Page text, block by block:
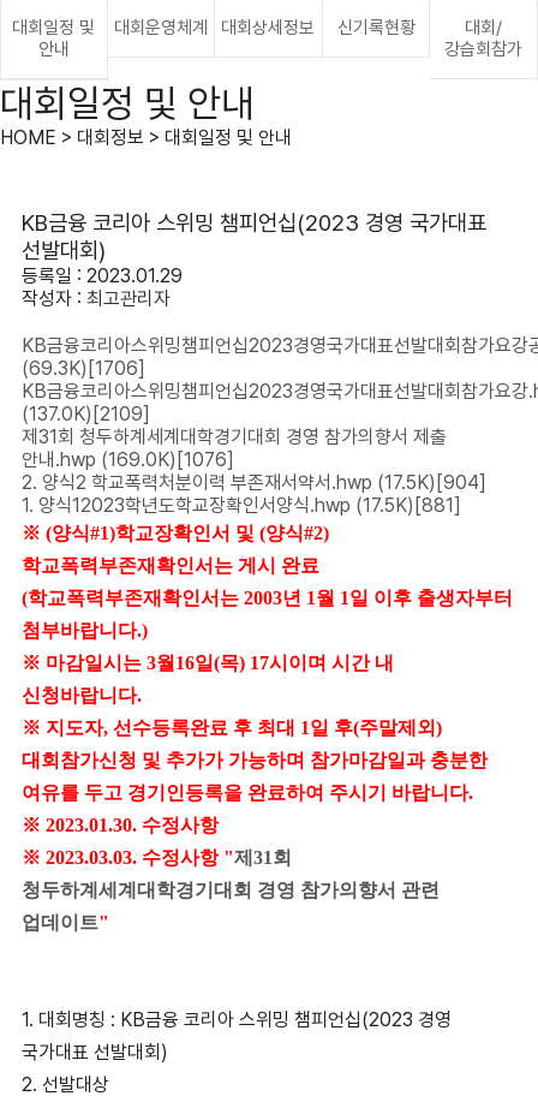
대회일정 및
안내
대회운영체계 대회상세정보 신기록현황
대회/
강습회참가
대회일정 및 안내
HOME > 대회정보 > 대회일정 및 안내
KB금융 코리아 스위밍 챔피언십(2023 경영 국가대표
선발대회)
등록일 : 2023.01.29
작성자 : 최고관리자
KB금융코리아스위밍챔피언십2023경영국가대표선발대회참가요
(69.3K) [1706]
KB금융코리아스위밍챔피언십2023경영국가대표선발대회참가요강
(137.0K) [2109]
제31회 청두하계세계대학경기대회 경영 참가의향서 제출
안내.hwp (169.0K) [1076]
2. 양식2 학교폭력처분이력 부존재서약서.hwp (17.5K) [904]
1. 양식12023학년도학교장확인서양식.hwp (17.5K) [881]
※ (양식#1)학교장확인서 및 (양식#2)
학교폭력부존재확인서는 게시 완료
(학교폭력부존재확인서는 2003년 1월 1일 이후 출생자부터
첨부바랍니다.)
※ 마감일시는 3월16일(목) 17시이며 시간 내
신청바랍니다.
※ 지도자, 선수등록완료 후 최대 1일 후(주말제외)
대회참가신청 및 추가가 가능하며 참가마감일과 충분한
여유를 두고 경기인등록을 완료하여 주시기 바랍니다.
※ 2023.01.30. 수정사항
※ 2023.03.03. 수정사항 "제31회
청두하계세계대학경기대회 경영 참가의향서 관련
업데이트"
1. 대회명칭 : KB금융 코리아 스위밍 챔피언십(2023 경영
국가대표 선발대회 )
2. 선발대상